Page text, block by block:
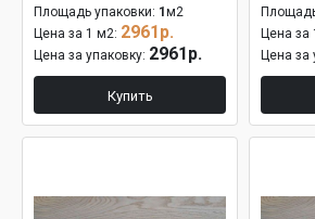
Площадь упаковки: 1 м2
Цена за 1 м2: 2961р.
Цена за упаковку: 2961р.
Купить
Цена за
Цена за